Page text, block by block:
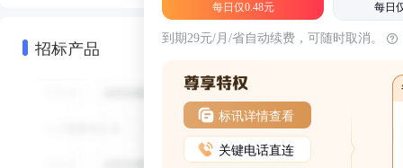
招标产品
每日仅0.48元 每日
到期29元/月/省自动续费，可随时取消。
标讯详情查看
关键电话直连